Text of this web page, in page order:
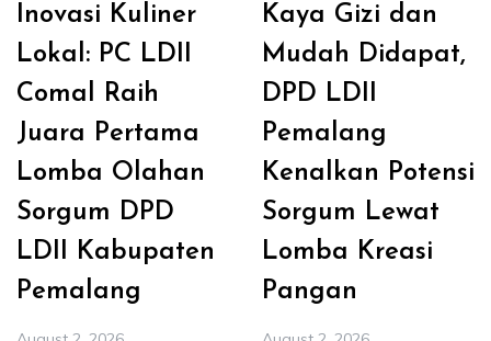
Inovasi Kuliner
Lokal: PC LDII
Comal Raih
Juara Pertama
Lomba Olahan
Sorgum DPD
LDII Kabupaten
Pemalang
Kaya Gizi dan
Mudah Didapat,
DPD LDII
Pemalang
Kenalkan Potensi
Sorgum Lewat
Lomba Kreasi
Pangan